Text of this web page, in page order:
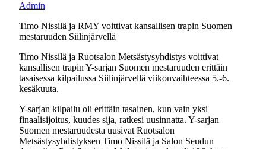
Admin
Timo Nissilä ja RMY voittivat kansallisen trapin Suomen
mestaruuden Siilinjärvellä
Timo Nissilä ja Ruotsalon Metsästysyhdistys voittivat
kansallisen trapin Y-sarjan Suomen mestaruuden erittäin
tasaisessa kilpailussa Siilinjärvellä viikonvaihteessa 5.-6.
kesäkuuta.
Y-sarjan kilpailu oli erittäin tasainen, kun vain yksi
finaalisijoitus, kuudes sija, ratkesi uusinnatta. Y-sarjan
Suomen mestaruudesta uusivat Ruotsalon
Metsästysyhdistyksen Timo Nissilä ja Salon Seudun